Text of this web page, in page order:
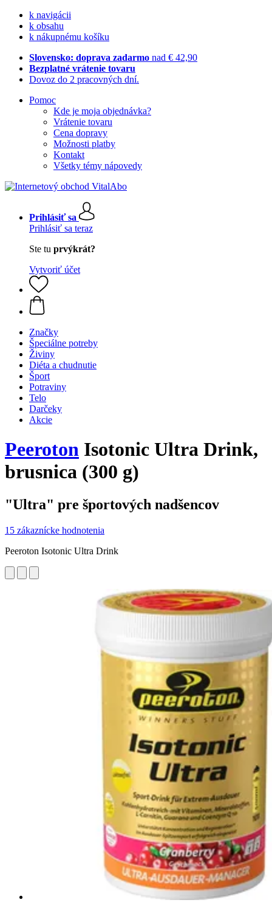
k navigácii
k obsahu
k nákupnému košíku
Slovensko: doprava zadarmo nad € 42,90
Bezplatné vrátenie tovaru
Dovoz do 2 pracovných dní.
Pomoc
Kde je moja objednávka?
Vrátenie tovaru
Cena dopravy
Možnosti platby
Kontakt
Všetky témy nápovedy
Prihlásiť sa
Prihlásiť sa teraz
Ste tu prvýkrát?
Vytvoriť účet
Značky
Špeciálne potreby
Živiny
Diéta a chudnutie
Šport
Potraviny
Telo
Darčeky
Akcie
Peeroton Isotonic Ultra Drink,
brusnica (300 g)
"Ultra" pre športových nadšencov
15 zákaznícke hodnotenia
Peeroton Isotonic Ultra Drink